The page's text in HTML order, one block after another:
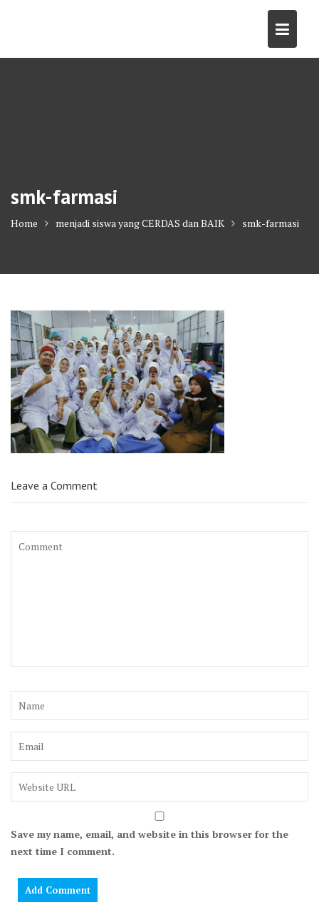
smk-farmasi
Home menjadi siswa yang CERDAS dan BAIK smk-farmasi
Leave a Comment
Save my name, email, and website in this browser for the
next time I comment.